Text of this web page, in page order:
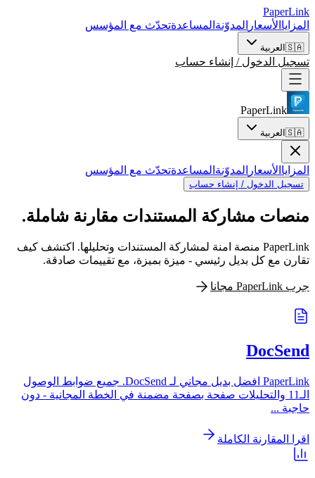
PaperLink
المزايا الأسعار المدوّنة المساعدةتحدّث مع المؤسس
🇸🇦 العربية
تسجيل الدخول / إنشاء حساب
PaperLink
🇸🇦 العربية
المزايا الأسعار المدوّنة المساعدةتحدّث مع المؤسس
تسجيل الدخول / إنشاء حساب
منصات مشاركة المستندات مقارنة شاملة.
PaperLink منصة امنة لمشاركة المستندات وتحليلها. اكتشف كيف
تقارن مع كل بديل رئيسي - ميزة بميزة، مع تقييمات صادقة.
جرب PaperLink مجانا
DocSend
PaperLink افضل بديل مجاني لـ DocSend. جميع ضوابط الوصول
الـ11 والتحليلات صفحة بصفحة مضمنة في الخطة المجانية - دون
حاجبة ...
اقرا المقارنة الكاملة